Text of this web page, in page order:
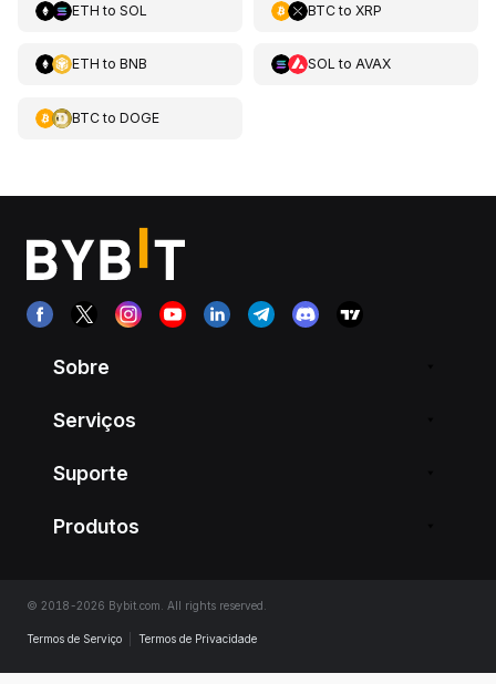
ETH to SOL BTCto XRP
ETH to BNB SOL to AVAX
BTCto DOGE
Sobre
Serviços
Suporte
Produtos
© 2018-2026 Bybit.com. All rights reserved.
Termos de Serviço Termos de Privacidade